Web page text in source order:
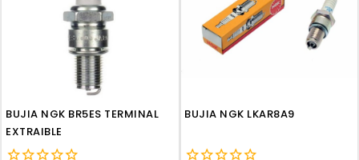
BUJIA NGK BR5ES TERMINAL
EXTRAIBLE
BUJIA NGK LKAR8A9